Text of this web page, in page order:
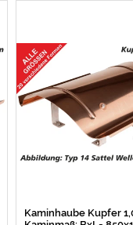
Kaminhaube Kupfer